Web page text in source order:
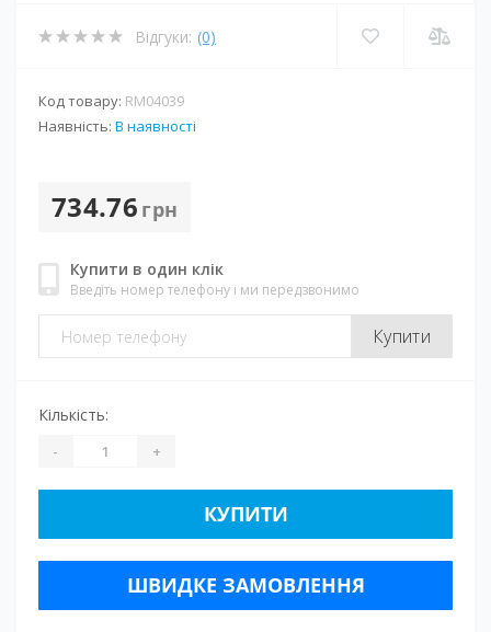
Відгуки: (0)
Код товару: RM04039
Наявність: В наявності
734.76 грн
Купити в один клік
Введіть номер телефону і ми передзвонимо
Купити
Кількість:
- +
КУПИТИ
ШВИДКЕ ЗАМОВЛЕННЯ